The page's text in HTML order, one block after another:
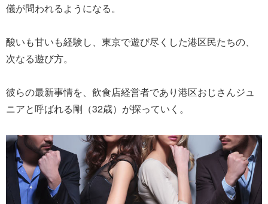
儀が問われるようになる。
酸いも甘いも経験し、東京で遊び尽くした港区民たちの、
次なる遊び方。
彼らの最新事情を、飲食店経営者であり港区おじさんジュ
ニアと呼ばれる剛（32歳）が探っていく。